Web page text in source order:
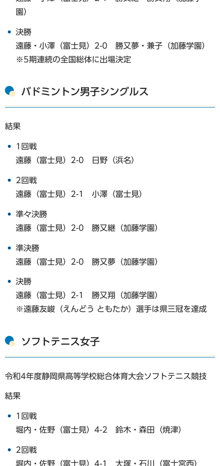
園）
決勝
遠藤・小澤（富士見）2-0 勝又夢・兼子（加藤学園）
※5期連続の全国総体に出場決定
バドミントン男子シングルス
結果
1回戦
遠藤（富士見）2-0 日野（浜名）
2回戦
遠藤（富士見）2-1 小澤（富士見）
準々決勝
遠藤（富士見）2-0 勝又継（加藤学園）
準決勝
遠藤（富士見）2-0 勝又夢（加藤学園）
決勝
遠藤（富士見）2-1 勝又翔（加藤学園）
※遠藤友峻（えんどう ともたか）選手は県三冠を達成
ソフトテニス女子
令和4年度静岡県高等学校総合体育大会ソフトテニス競技
結果
1回戦
堀内・佐野（富士見）4-2 鈴木・森田（焼津）
2回戦
堀内・佐野（富士見）4-1 大塚・石川（富士宮西）